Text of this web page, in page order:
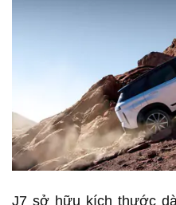
J7 sở hữu kích thước